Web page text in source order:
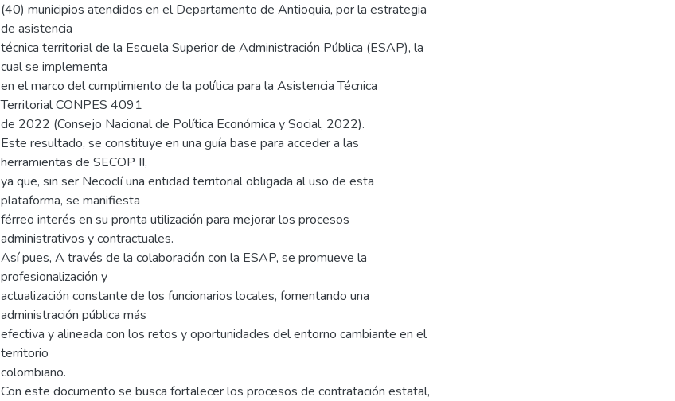
(40) municipios atendidos en el Departamento de Antioquia, por la estrategia
de asistencia
técnica territorial de la Escuela Superior de Administración Pública (ESAP), la
cual se implementa
en el marco del cumplimiento de la política para la Asistencia Técnica
Territorial CONPES 4091
de 2022 (Consejo Nacional de Política Económica y Social, 2022).
Este resultado, se constituye en una guía base para acceder a las
herramientas de SECOP II,
ya que, sin ser Necoclí una entidad territorial obligada al uso de esta
plataforma, se manifiesta
férreo interés en su pronta utilización para mejorar los procesos
administrativos y contractuales.
Así pues, A través de la colaboración con la ESAP, se promueve la
profesionalización y
actualización constante de los funcionarios locales, fomentando una
administración pública más
efectiva y alineada con los retos y oportunidades del entorno cambiante en el
territorio
colombiano.
Con este documento se busca fortalecer los procesos de contratación estatal,